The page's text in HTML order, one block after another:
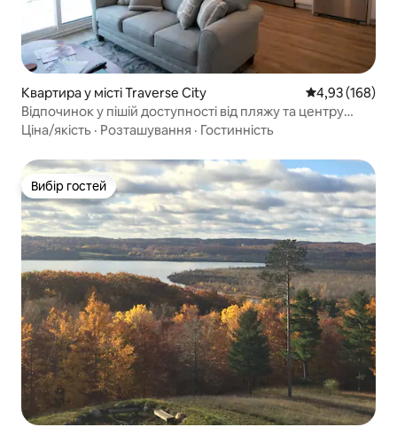
Квартира у місті Traverse City Середня
4,93 (168)
Відпочинок у пішій доступності від пляжу та центру
міста
Ціна/якість · Розташування · Гостинність
Вибір гостей
Вибір гостей